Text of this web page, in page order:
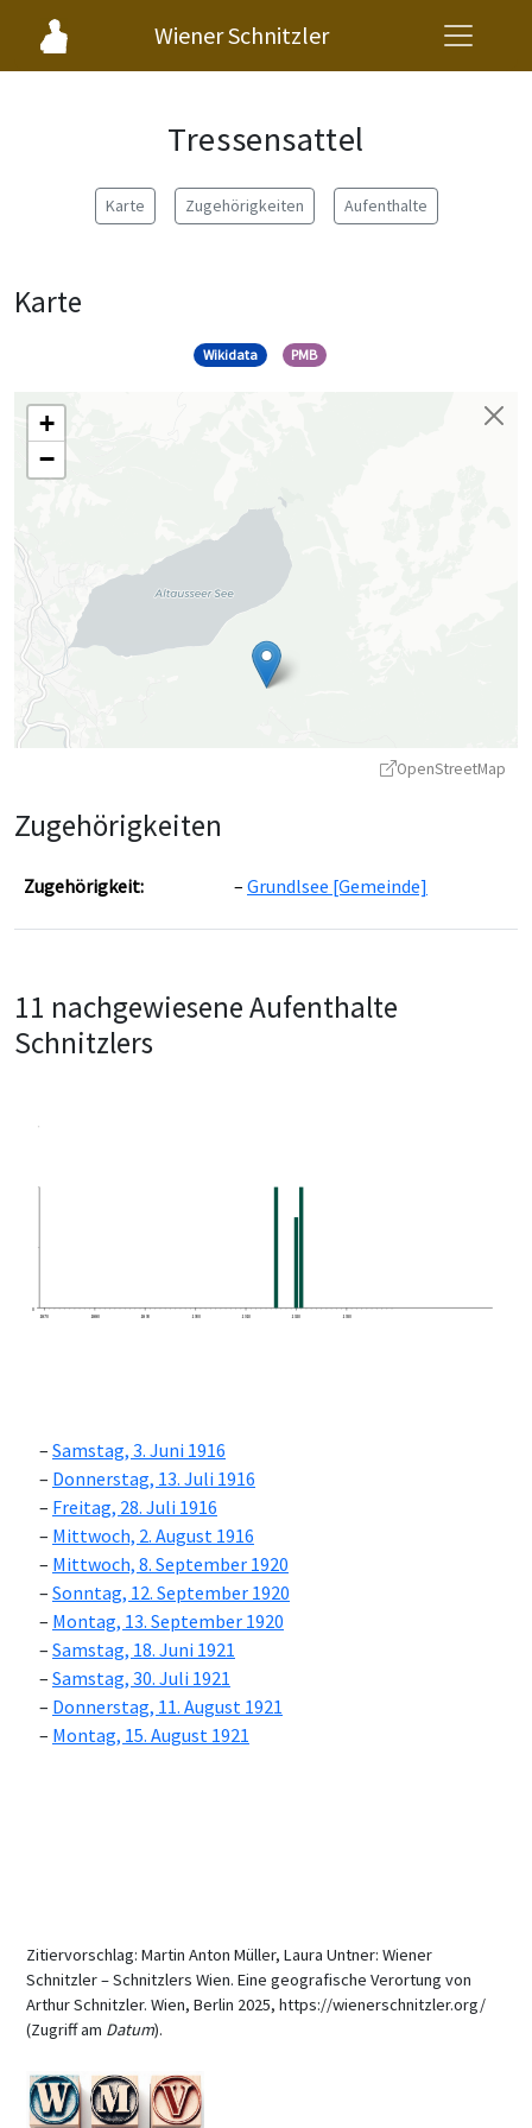
Wiener Schnitzler
Tressensattel
Karte Zugehörigkeiten Aufenthalte
Karte
Wikidata PMB
+
−
OpenStreetMap
Zugehörigkeiten
Zugehörigkeit: Grundlsee [Gemeinde]
11 nachgewiesene Aufenthalte
Schnitzlers
0
1870
1880 1890 1900 1910 1920 1930
Samstag, 3. Juni 1916
Donnerstag, 13. Juli 1916
Freitag, 28. Juli 1916
Mittwoch, 2. August 1916
Mittwoch, 8. September 1920
Sonntag, 12. September 1920
Montag, 13. September 1920
Samstag, 18. Juni 1921
Samstag, 30. Juli 1921
Donnerstag, 11. August 1921
Montag, 15. August 1921
Zitiervorschlag: Martin Anton Müller, Laura Untner: Wiener
Schnitzler – Schnitzlers Wien. Eine geografische Verortung von
Arthur Schnitzler. Wien, Berlin 2025, https://wienerschnitzler.org/
(Zugriff am Datum).